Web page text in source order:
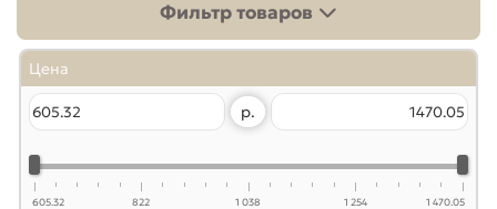
Фильтр товаров
Цена
р.
605.32 822 1 038 1 254 1 470.05